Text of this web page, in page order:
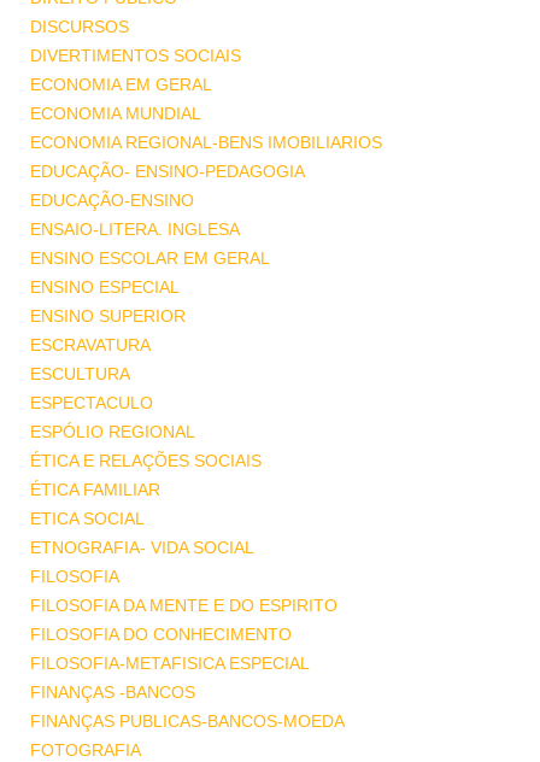
DISCURSOS
DIVERTIMENTOS SOCIAIS
ECONOMIA EM GERAL
ECONOMIA MUNDIAL
ECONOMIA REGIONAL-BENS IMOBILIARIOS
EDUCAÇÃO- ENSINO-PEDAGOGIA
EDUCAÇÃO-ENSINO
ENSAIO-LITERA. INGLESA
ENSINO ESCOLAR EM GERAL
ENSINO ESPECIAL
ENSINO SUPERIOR
ESCRAVATURA
ESCULTURA
ESPECTACULO
ESPÓLIO REGIONAL
ÉTICA E RELAÇÕES SOCIAIS
ÉTICA FAMILIAR
ETICA SOCIAL
ETNOGRAFIA- VIDA SOCIAL
FILOSOFIA
FILOSOFIA DA MENTE E DO ESPIRITO
FILOSOFIA DO CONHECIMENTO
FILOSOFIA-METAFISICA ESPECIAL
FINANÇAS -BANCOS
FINANÇAS PUBLICAS-BANCOS-MOEDA
FOTOGRAFIA